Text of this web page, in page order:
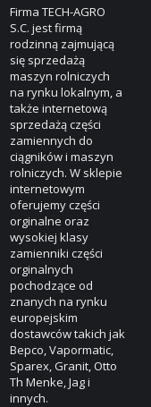
Firma TECH-AGRO
S.C. jest firmą
rodzinną zajmującą
się sprzedażą
maszyn rolniczych
na rynku lokalnym, a
także internetową
sprzedażą części
zamiennych do
ciągników i maszyn
rolniczych. W sklepie
internetowym
oferujemy części
orginalne oraz
wysokiej klasy
zamienniki części
orginalnych
pochodzące od
znanych na rynku
europejskim
dostawców takich jak
Bepco, Vapormatic,
Sparex, Granit, Otto
Th Menke, Jag i
innych.